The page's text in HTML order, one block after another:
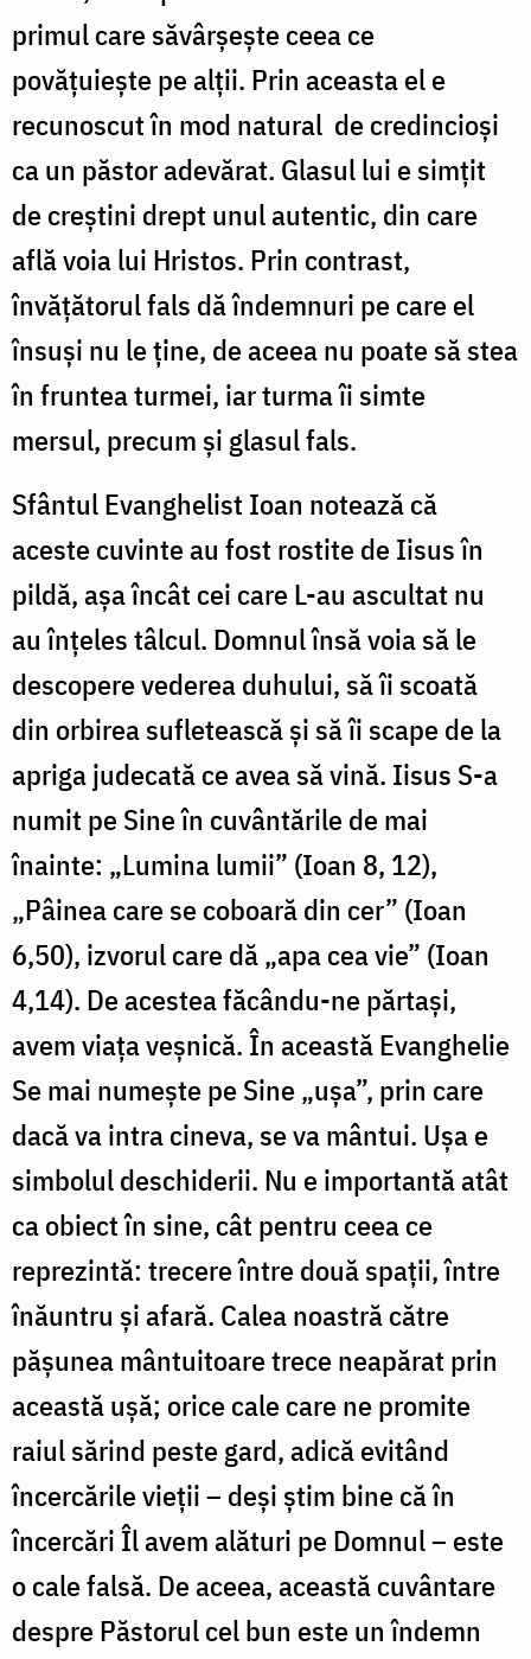
primul care săvârșește ceea ce
povățuiește pe alții. Prin aceasta el e
recunoscut în mod natural de credincioși
ca un păstor adevărat. Glasul lui e simțit
de creștini drept unul autentic, din care
află voia lui Hristos. Prin contrast,
învățătorul fals dă îndemnuri pe care el
însuși nu le ține, de aceea nu poate să stea
în fruntea turmei, iar turma îi simte
mersul, precum și glasul fals.
Sfântul Evanghelist Ioan notează că
aceste cuvinte au fost rostite de Iisus în
pildă, așa încât cei care L-au ascultat nu
au înțeles tâlcul. Domnul însă voia să le
descopere vederea duhului, să îi scoată
din orbirea sufletească și să îi scape de la
apriga judecată ce avea să vină. Iisus S-a
numit pe Sine în cuvântările de mai
înainte: „Lumina lumii” (Ioan 8, 12),
„Pâinea care se coboară din cer” (Ioan
6,50), izvorul care dă „apa cea vie” (Ioan
4,14). De acestea făcându-ne părtași,
avem viața veșnică. În această Evanghelie
Se mai numește pe Sine „ușa”, prin care
dacă va intra cineva, se va mântui. Ușa e
simbolul deschiderii. Nu e importantă atât
ca obiect în sine, cât pentru ceea ce
reprezintă: trecere între două spații, între
înăuntru și afară. Calea noastră către
pășunea mântuitoare trece neapărat prin
această ușă; orice cale care ne promite
raiul sărind peste gard, adică evitând
încercările vieții – deși știm bine că în
încercări Îl avem alături pe Domnul – este
o cale falsă. De aceea, această cuvântare
despre Păstorul cel bun este un îndemn